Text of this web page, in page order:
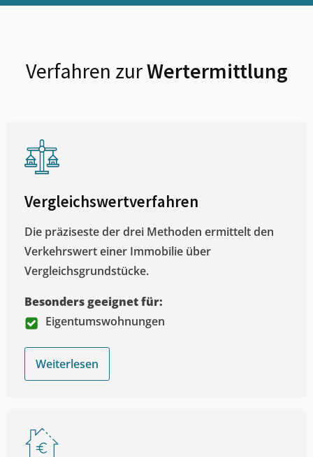
Verfahren zurWertermittlung
Vergleichswertverfahren
Die präziseste der drei Methoden ermittelt den
Verkehrswert einer Immobilie über
Vergleichsgrundstücke.
Besonders geeignet für:
Eigentumswohnungen
Weiterlesen